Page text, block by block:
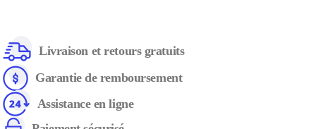
Livraison et retours gratuits
Garantie de remboursement
Assistance en ligne